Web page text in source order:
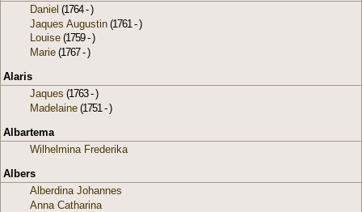
Daniel (1764 - )
Jaques Augustin (1761 - )
Louise (1759 - )
Marie (1767 - )
Alaris
Jaques (1763 - )
Madelaine (1751 - )
Albartema
Wilhelmina Frederika
Albers
Alberdina Johannes
Anna Catharina